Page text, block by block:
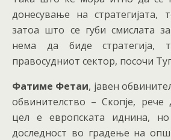
донесување на
затоа што се губи смислата
нема да биде стратегија,
правосудниот сектор, посочи
Фатиме Фетаи, јавен
обвинителство – Скопје, рече
цел е европската иднина,
доследност во градење на